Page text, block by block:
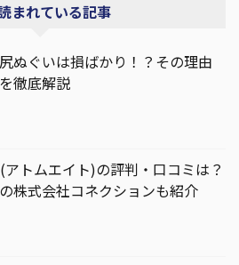
まれている記事
ぬぐいは損ばかり！？その理由
徹底解説
トムエイト)の評判・口コミは？
株式会社コネクションも紹介